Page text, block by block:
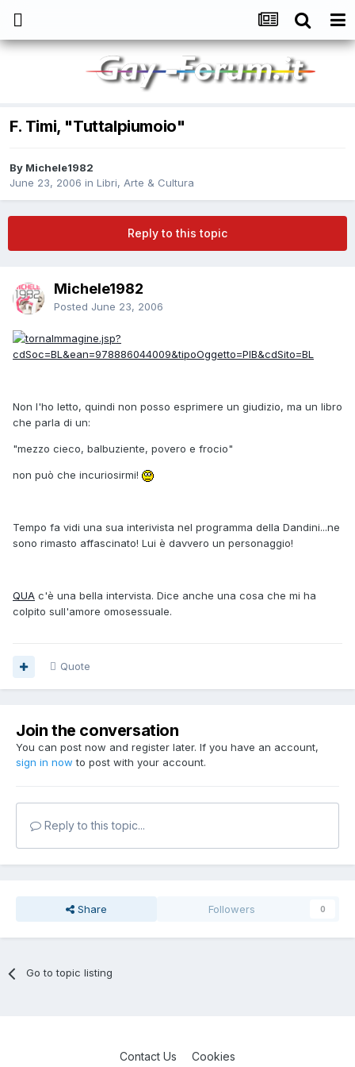
F. Timi, "Tuttalpiumoio"
By Michele1982
June 23, 2006 in Libri, Arte & Cultura
Reply to this topic
Michele1982
Posted June 23, 2006
Non l'ho letto, quindi non posso esprimere un giudizio, ma un libro
che parla di un:
"mezzo cieco, balbuziente, povero e frocio"
non può che incuriosirmi!
Tempo fa vidi una sua interivista nel programma della Dandini...ne
sono rimasto affascinato! Lui è davvero un personaggio!
QUA c'è una bella intervista. Dice anche una cosa che mi ha
colpito sull'amore omosessuale.
Quote
Join the conversation
You can post now and register later. If you have an account,
sign in now to post with your account.
Reply to this topic...
Share Followers 0
Go to topic listing
Contact Us Cookies